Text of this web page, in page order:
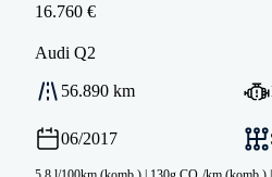
16.760 €
Audi Q2
56.890 km
06/2017